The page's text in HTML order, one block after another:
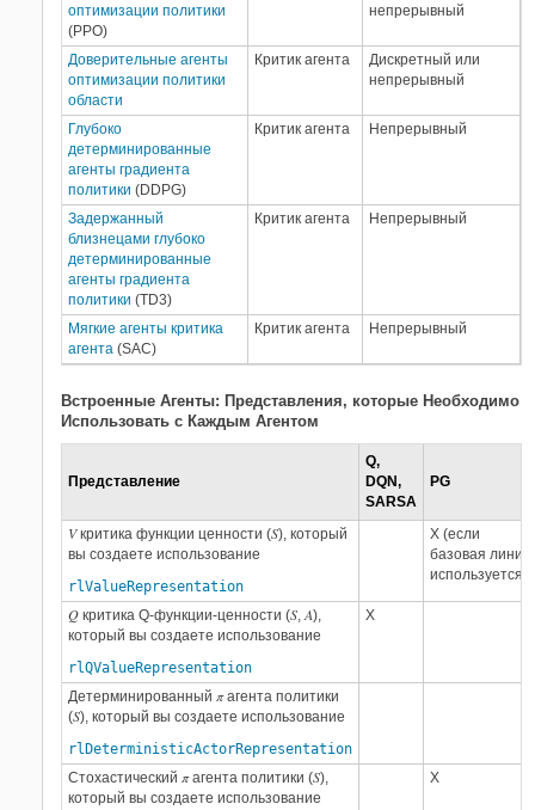
оптимизации политики
(PPO)
непрерывный
Доверительные агенты
оптимизации политики
области
Критик агента
Дискретный или
непрерывный
Глубоко
детерминированные
агенты градиента
политики (DDPG)
Критик агента Непрерывный
Задержанный
близнецами глубоко
детерминированные
агенты градиента
политики (TD3)
Критик агента Непрерывный
Мягкие агенты критика
агента (SAC)
Критик агента Непрерывный
Встроенные Агенты: Представления, которые Необходимо
Использовать с Каждым Агентом
Представление
Q,
DQN,
SARSA
PG
Vкритика функции ценности (S), который
вы создаете использование
rlValueRepresentation
X (если
базовая линия
используется),
Q критика Q-функции-ценности (S A),
который вы создаете использование
rlQValueRepresentation
X
Детерминированный πагента политики
(S), который вы создаете использование
rlDeterministicActorRepresentation
Стохастический πагента политики (S),
который вы создаете использование
X